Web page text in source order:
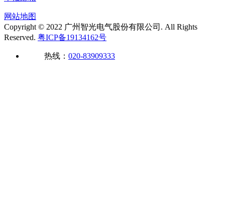
网站地图
Copyright © 2022 广州智光电气股份有限公司. All Rights
Reserved. 粤ICP备19134162号
热线： 020-83909333